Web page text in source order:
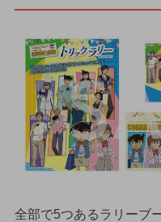
全部で5つあるラリーブ